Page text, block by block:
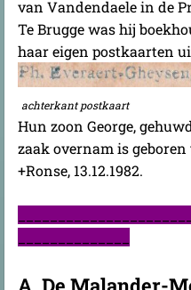
van Vandendaele in de
Te Brugge was hij
haar eigen postkaarten
achterkant postkaart
Hun zoon George,
zaak overnam is geboren
+Ronse, 13.12.1982.